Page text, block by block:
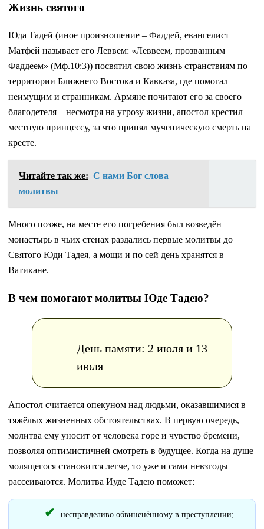
Жизнь святого
Юда Тадей (иное произношение – Фаддей, евангелист
Матфей называет его Леввем: «Леввеем, прозванным
Фаддеем» (Мф.10:3)) посвятил свою жизнь странствиям по
территории Ближнего Востока и Кавказа, где помогал
неимущим и странникам. Армяне почитают его за своего
благодетеля – несмотря на угрозу жизни, апостол крестил
местную принцессу, за что принял мученическую смерть на
кресте.
Читайте так же: С нами Бог слова
молитвы
Много позже, на месте его погребения был возведён
монастырь в чьих стенах раздались первые молитвы до
Святого Юди Тадея, а мощи и по сей день хранятся в
Ватикане.
В чем помогают молитвы Юде Тадею?
День памяти: 2 июля и 13
июля
Апостол считается опекуном над людьми, оказавшимися в
тяжёлых жизненных обстоятельствах. В первую очередь,
молитва ему уносит от человека горе и чувство бремени,
позволяя оптимистичней смотреть в будущее. Когда на душе
молящегося становится легче, то уже и сами невзгоды
рассеиваются. Молитва Иуде Тадею поможет:
несправделиво обвиненённому в преступлении;